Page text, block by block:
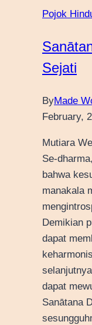
Pojok
Sejati
ByMade
February,
Mutiara
Se-
bahwa
manakala
Demikian
dapat
dapat
Sanātana